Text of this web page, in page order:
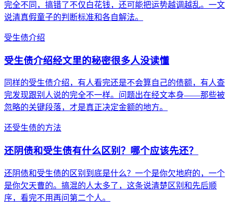
完全不同，搞错了不仅白花钱，还可能把运势越调越乱。一文
说清真假童子的判断标准和各自解法。
受生债介绍
受生债介绍经文里的秘密很多人没读懂
同样的受生债介绍，有人看完还是不会算自己的债额，有人查
完发现跟别人说的完全不一样。问题出在经文本身——那些被
忽略的关键段落，才是真正决定金额的地方。
还受生债的方法
还阴债和受生债有什么区别？哪个应该先还？
还阴债和受生债的区别到底是什么？一个是你欠地府的，一个
是你欠天曹的。搞混的人太多了，这条说清楚区别和先后顺
序，看完不用再问第二个人。